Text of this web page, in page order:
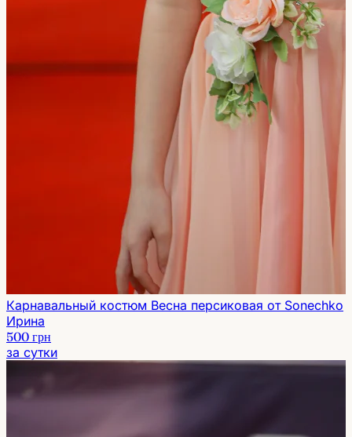
Карнавальный костюм Весна персиковая от Sonechko
Ирина
500 грн
за сутки